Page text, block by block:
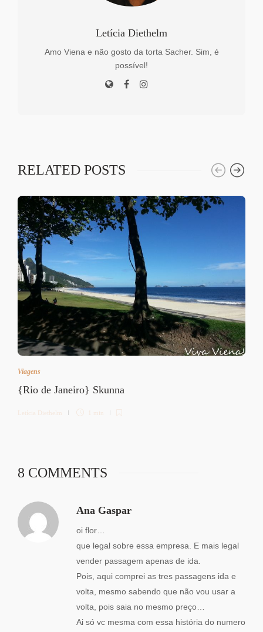
Letícia Diethelm
Amo Viena e não gosto da torta Sacher. Sim, é
possível!
RELATED POSTS
Viagens
{Rio de Janeiro} Skunna
Letícia Diethelm 1 min
8 COMMENTS
Ana Gaspar
oi flor…
que legal sobre essa empresa. E mais legal
vender passagem apenas de ida.
Pois, aqui comprei as tres passagens ida e
volta, mesmo sabendo que não vou usar a
volta, pois saia no mesmo preço…
Ai só vc mesma com essa história do numero